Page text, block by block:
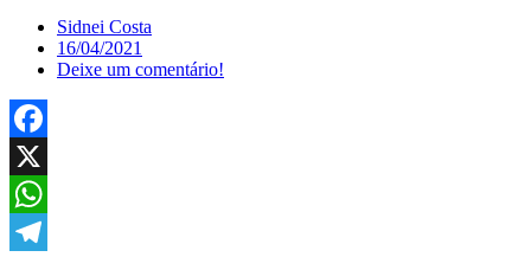
Sidnei Costa
16/04/2021
Deixe um comentário!
Facebook
X
WhatsApp